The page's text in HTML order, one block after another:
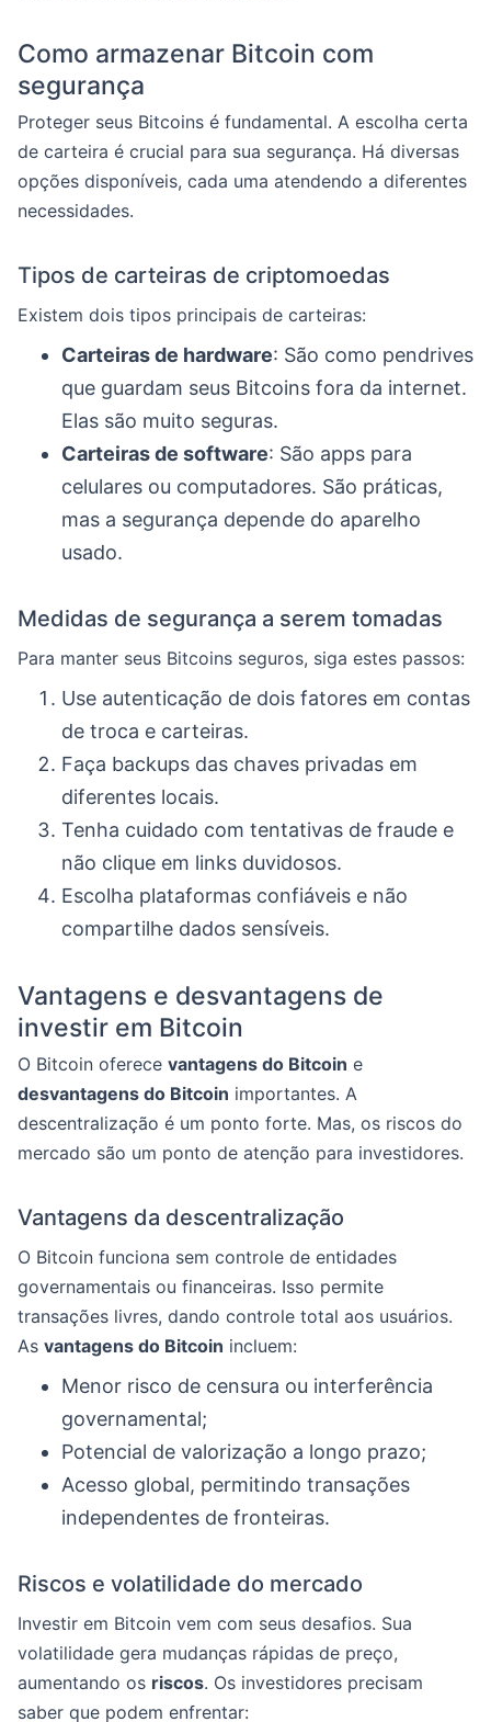
Como armazenar Bitcoin com
segurança
Proteger seus Bitcoins é fundamental. A escolha certa
de carteira é crucial para sua segurança. Há diversas
opções disponíveis, cada uma atendendo a diferentes
necessidades.
Tipos de carteiras de criptomoedas
Existem dois tipos principais de carteiras:
Carteiras de hardware: São como pendrives
que guardam seus Bitcoins fora da internet.
Elas são muito seguras.
Carteiras de software: São apps para
celulares ou computadores. São práticas,
mas a segurança depende do aparelho
usado.
Medidas de segurança a serem tomadas
Para manter seus Bitcoins seguros, siga estes passos:
Use autenticação de dois fatores em contas
de troca e carteiras.
Faça backups das chaves privadas em
diferentes locais.
Tenha cuidado com tentativas de fraude e
não clique em links duvidosos.
Escolha plataformas confiáveis e não
compartilhe dados sensíveis.
Vantagens e desvantagens de
investir em Bitcoin
O Bitcoin oferece vantagens do Bitcoin e
desvantagens do Bitcoin importantes. A
descentralização é um ponto forte. Mas, os riscos do
mercado são um ponto de atenção para investidores.
Vantagens da descentralização
O Bitcoin funciona sem controle de entidades
governamentais ou financeiras. Isso permite
transações livres, dando controle total aos usuários.
As vantagens do Bitcoin incluem:
Menor risco de censura ou interferência
governamental;
Potencial de valorização a longo prazo;
Acesso global, permitindo transações
independentes de fronteiras.
Riscos e volatilidade do mercado
Investir em Bitcoin vem com seus desafios. Sua
volatilidade gera mudanças rápidas de preço,
aumentando os riscos. Os investidores precisam
saber que podem enfrentar: